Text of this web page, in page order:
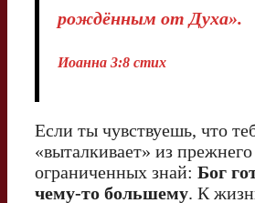
рождённым от Духа».
Иоанна 3:8 стих
Если ты чувствуешь, что
«выталкивает» из
ограниченных знай: Бог
чему-то большему. К